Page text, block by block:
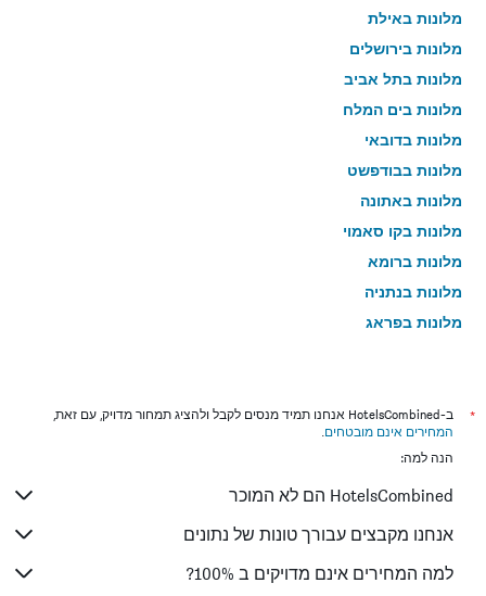
מלונות באילת
מלונות בירושלים
מלונות בתל אביב
מלונות בים המלח
מלונות בדובאי
מלונות בבודפשט
מלונות באתונה
מלונות בקו סאמוי
מלונות ברומא
מלונות בנתניה
מלונות בפראג
מלונות בניו יורק
מלונות בבנגקוק
מלונות בבוקרשט
מלונות בפאפוס
מלונות בלימסול
*
ב-HotelsCombined אנחנו תמיד מנסים לקבל ולהציג תמחור מדויק, עם זאת,
המחירים אינם מובטחים.
הנה למה:
HotelsCombined הם לא המוכר
אנחנו מקבצים עבורך טונות של נתונים
למה המחירים אינם מדויקים ב 100%?